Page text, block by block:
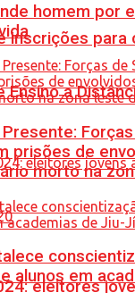
inscrições para
Ensino a
eleitores
homem por
prisões de
morto na
alunos em